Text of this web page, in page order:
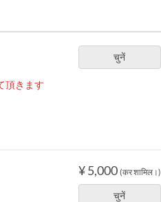
चुनें
頂きます
¥ 5,000 (कर शामिल।)
चुनें